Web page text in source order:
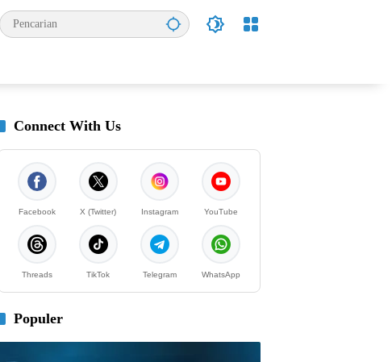
Connect With Us
Facebook X (Twitter) Instagram YouTube
Threads TikTok Telegram WhatsApp
Populer